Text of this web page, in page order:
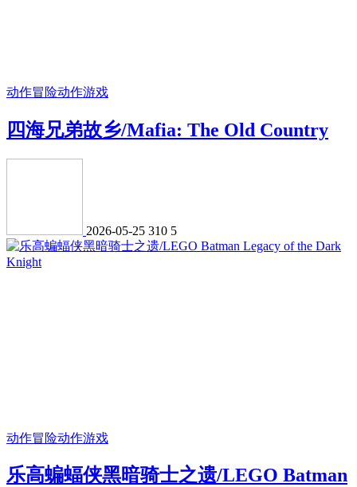
动作冒险动作游戏
四海兄弟故乡/Mafia: The Old Country
2026-05-25 310 5
动作冒险动作游戏
乐高蝙蝠侠黑暗骑士之遗/LEGO Batman